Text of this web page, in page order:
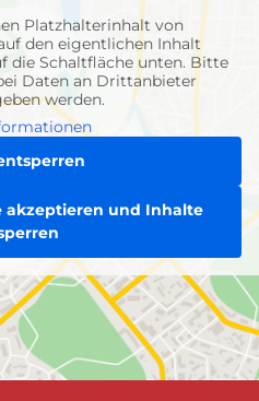
Platzhalterinhalt von
den eigentlichen Inhalt
die Schaltfläche unten. Bitte
Daten an Drittanbieter
werden.
akzeptieren und Inhalte